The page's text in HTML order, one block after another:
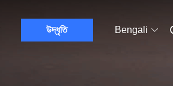
উদ্ধৃতি Bengali